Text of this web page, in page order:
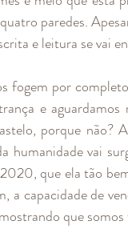
paredes.
e leitura se vai
fogem por
e
porque não?
humanidade vai
que ela tão
a capacidade de
que